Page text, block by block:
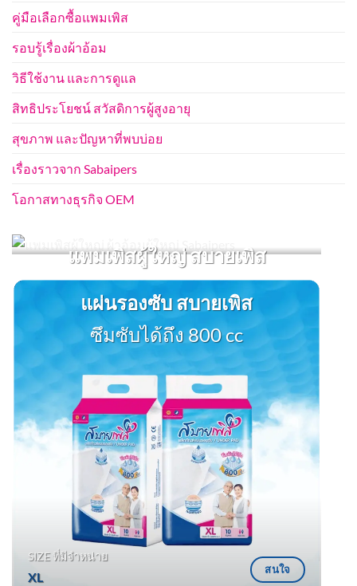
คู่มือเลือกซื้อแพมเพิส
รอบรู้เรื่องผ้าอ้อม
วิธีใช้งาน และการดูแล
สิทธิประโยชน์ สวัสดิการผู้สูงอายุ
สุขภาพ และปัญหาที่พบบ่อย
เรื่องราวจาก Sabaipers
โอกาสทางธุรกิจ OEM
แพมเพิสผู้ใหญ่ สบายเพิส
สัมผัสนุ่ม ซึมซับดี แห้งสบาย
SIZE ที่มีจำหน่าย
S-M, L-XL, XL-XXL
แผ่นรองซับ สบายเพิส
ซึมซับได้ถึง 800 cc
SIZE ที่มีจำหน่าย
XL สนใจ